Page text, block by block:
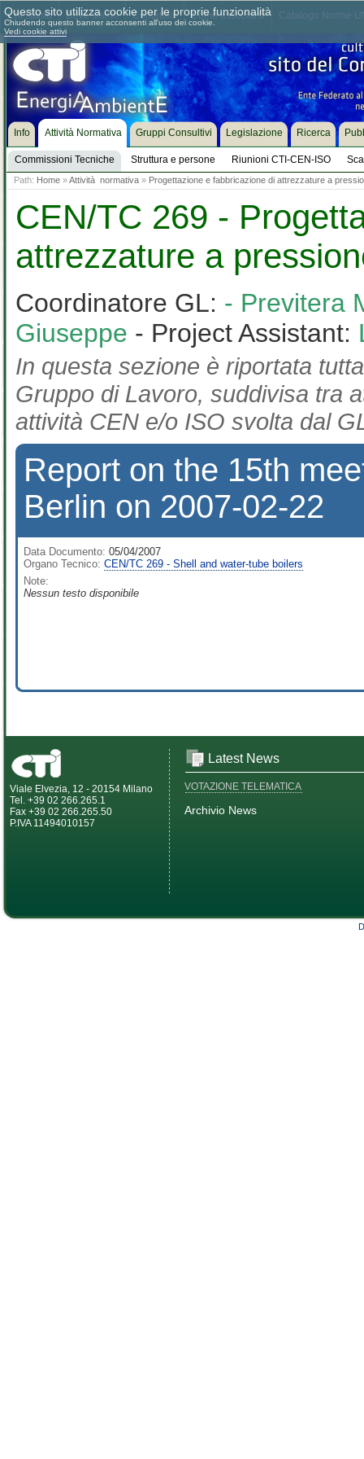
Chi siamo Dove siamo Contattaci Come associarsi
Info Attività Normativa
Commissioni Tecniche Struttura e persone Riunioni CTI-CEN-ISO
Gruppi Consultivi Legislazione Ricerca
Path: Home »Attività normativa » Progettazione e fabbricazione di attrezzature a
CEN/TC 269 -
attrezzature a
Coordinatore GL: - Previtera
Giuseppe - Project Assistant:
In questa sezione è riportata
Gruppo di Lavoro, suddivisa tra
attività CEN e/o ISO svolta dal
Report on the 15th
Berlin on 2007-02-22
Data Documento: 05/04/2007
Organo Tecnico: CEN/TC 269 - Shell and water-tube boilers
Note:
Nessun testo disponibile
Viale Elvezia, 12 - 20154 Milano
Tel. +39 02 266.265.1
Fax +39 02 266.265.50
P.IVA 11494010157
Latest News
VOTAZIONE TELEMATICA
Archivio News
Questo sito utilizza cookie per le proprie funzionalità
Chiudendo questo banner acconsenti all'uso dei cookie.
Vedi cookie attivi